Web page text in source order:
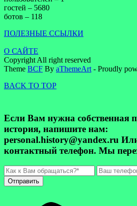
гостей – 5680
ботов – 118
ПОЛЕЗНЫЕ ССЫЛКИ
О САЙТЕ
Copyright All right reserved
Theme BCF By aThemeArt - Proudly
BACK TO TOP
Если Вам нужна собственная
история, напишите нам:
personal.history@yandex.ru
контактный телефон. Мы
Отправить